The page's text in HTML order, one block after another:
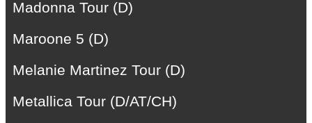
Madonna Tour (D)
Maroone 5 (D)
Melanie Martinez Tour (D)
Metallica Tour (D/AT/CH)